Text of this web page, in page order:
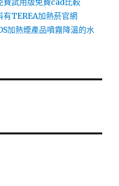
費試用版免費cad比較
TEREA加熱菸官網
加熱煙產品噴霧降溫的水